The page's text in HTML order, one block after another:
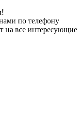
по телефону
на все интересующие